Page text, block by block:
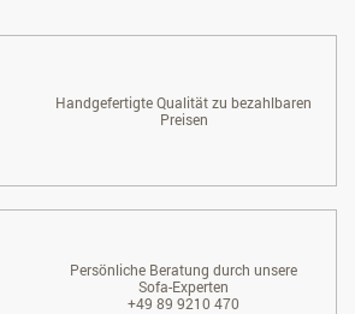
Handgefertigte Qualität zu bezahlbaren
Preisen
Persönliche Beratung durch unsere
Sofa-Experten
+49 89 9210 470